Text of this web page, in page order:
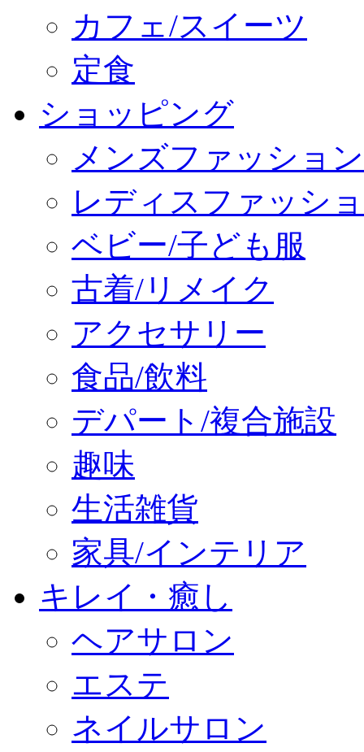
カフェ/スイーツ
定食
ショッピング
メンズファッション
レディスファッシ
ベビー/子ども服
古着/リメイク
アクセサリー
食品/飲料
デパート/複合施設
趣味
生活雑貨
家具/インテリア
キレイ・癒し
ヘアサロン
エステ
ネイルサロン